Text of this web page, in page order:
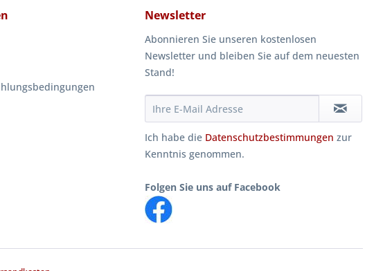
Newsletter
Abonnieren Sie unseren kostenlosen
Newsletter und bleiben Sie auf dem neuesten
Stand!
Ich habe die Datenschutzbestimmungen zur
Kenntnis genommen.
Folgen Sie uns auf Facebook